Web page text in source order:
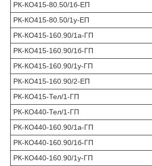
РК-КО415-80.50/1б-ЕП
РК-КО415-80.50/1у-ЕП
РК-КО415-160.90/1а-ГП
РК-КО415-160.90/1б-ГП
РК-КО415-160.90/1у-ГП
РК-КО415-160.90/2-ЕП
РК-КО415-Тел/1-ГП
РК-КО440-Тел/1-ГП
РК-КО440-160.90/1а-ГП
РК-КО440-160.90/1б-ГП
РК-КО440-160.90/1у-ГП